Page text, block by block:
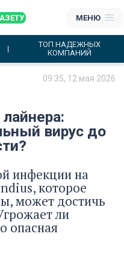
МЕНЮ
ТОП НАДЕЖНЫХ
КОМПАНИЙ
09:35, 12 мая 2026
лайнера:
вирус до
инфекции на
которое
может достичь
ли
опасная